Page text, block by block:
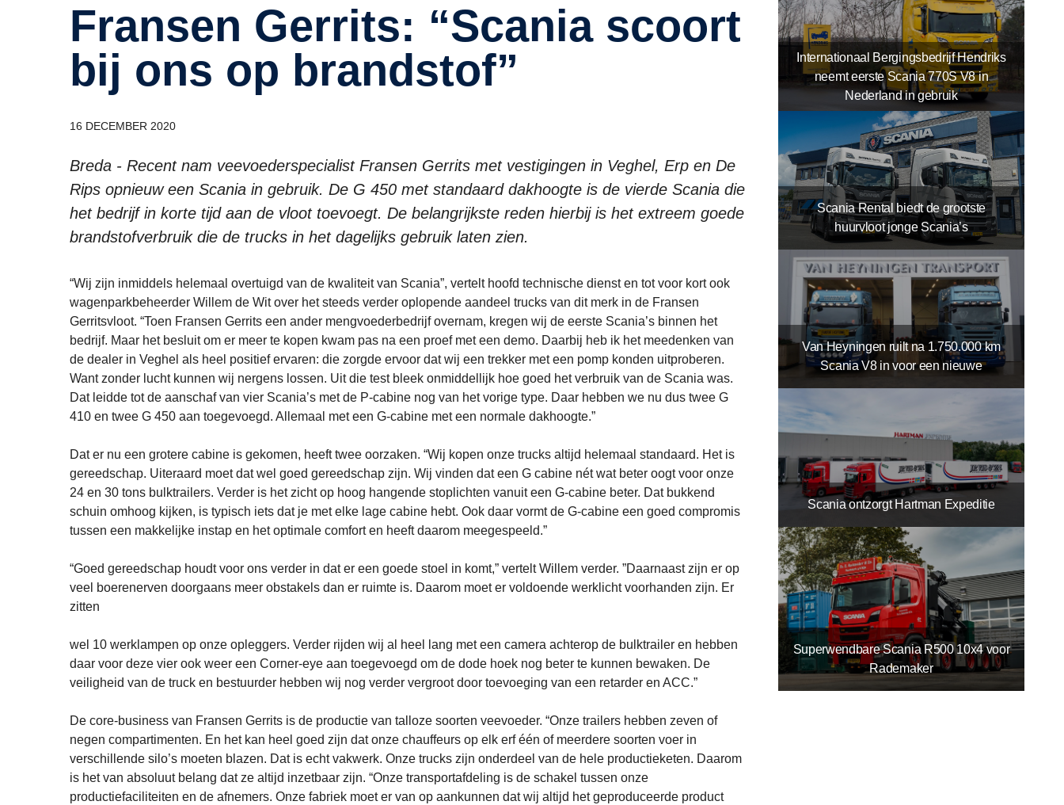
Fransen Gerrits: “Scania scoort
bij ons op brandstof”
16 DECEMBER 2020
Breda - Recent nam veevoederspecialist Fransen Gerrits met vestigingen in Veghel, Erp en De
Rips opnieuw een Scania in gebruik. De G 450 met standaard dakhoogte is de vierde Scania die
het bedrijf in korte tijd aan de vloot toevoegt. De belangrijkste reden hierbij is het extreem goede
brandstofverbruik die de trucks in het dagelijks gebruik laten zien.
“Wij zijn inmiddels helemaal overtuigd van de kwaliteit van Scania”, vertelt hoofd technische dienst en tot voor kort ook
wagenparkbeheerder Willem de Wit over het steeds verder oplopende aandeel trucks van dit merk in de Fransen
Gerritsvloot. “Toen Fransen Gerrits een ander mengvoederbedrijf overnam, kregen wij de eerste Scania’s binnen het
bedrijf. Maar het besluit om er meer te kopen kwam pas na een proef met een demo. Daarbij heb ik het meedenken van
de dealer in Veghel als heel positief ervaren: die zorgde ervoor dat wij een trekker met een pomp konden uitproberen.
Want zonder lucht kunnen wij nergens lossen. Uit die test bleek onmiddellijk hoe goed het verbruik van de Scania was.
Dat leidde tot de aanschaf van vier Scania’s met de P-cabine nog van het vorige type. Daar hebben we nu dus twee G
410 en twee G 450 aan toegevoegd. Allemaal met een G-cabine met een normale dakhoogte.”
Dat er nu een grotere cabine is gekomen, heeft twee oorzaken. “Wij kopen onze trucks altijd helemaal standaard. Het is
gereedschap. Uiteraard moet dat wel goed gereedschap zijn. Wij vinden dat een G cabine nét wat beter oogt voor onze
24 en 30 tons bulktrailers. Verder is het zicht op hoog hangende stoplichten vanuit een G-cabine beter. Dat bukkend
schuin omhoog kijken, is typisch iets dat je met elke lage cabine hebt. Ook daar vormt de G-cabine een goed compromis
tussen een makkelijke instap en het optimale comfort en heeft daarom meegespeeld.”
“Goed gereedschap houdt voor ons verder in dat er een goede stoel in komt,” vertelt Willem verder. ”Daarnaast zijn er op
veel boerenerven doorgaans meer obstakels dan er ruimte is. Daarom moet er voldoende werklicht voorhanden zijn. Er
zitten
wel 10 werklampen op onze opleggers. Verder rijden wij al heel lang met een camera achterop de bulktrailer en hebben
daar voor deze vier ook weer een Corner-eye aan toegevoegd om de dode hoek nog beter te kunnen bewaken. De
veiligheid van de truck en bestuurder hebben wij nog verder vergroot door toevoeging van een retarder en ACC.”
De core-business van Fransen Gerrits is de productie van talloze soorten veevoeder. “Onze trailers hebben zeven of
negen compartimenten. En het kan heel goed zijn dat onze chauffeurs op elk erf één of meerdere soorten voer in
verschillende silo’s moeten blazen. Dat is echt vakwerk. Onze trucks zijn onderdeel van de hele productieketen. Daarom
is het van absoluut belang dat ze altijd inzetbaar zijn. “Onze transportafdeling is de schakel tussen onze
productiefaciliteiten en de afnemers. Onze fabriek moet er van op aankunnen dat wij altijd het geproduceerde product
Internationaal Bergingsbedrijf Hendriks
neemt eerste Scania 770S V8 in
Nederland in gebruik
Scania Rental biedt de grootste
huurvloot jonge Scania’s
Van Heyningen ruilt na 1.750.000 km
Scania V8 in voor een nieuwe
Scania ontzorgt Hartman Expeditie
Superwendbare Scania R500 10x4 voor
Rademaker